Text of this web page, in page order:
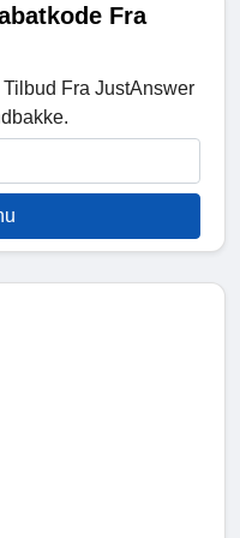
Fra
Fra JustAnswer